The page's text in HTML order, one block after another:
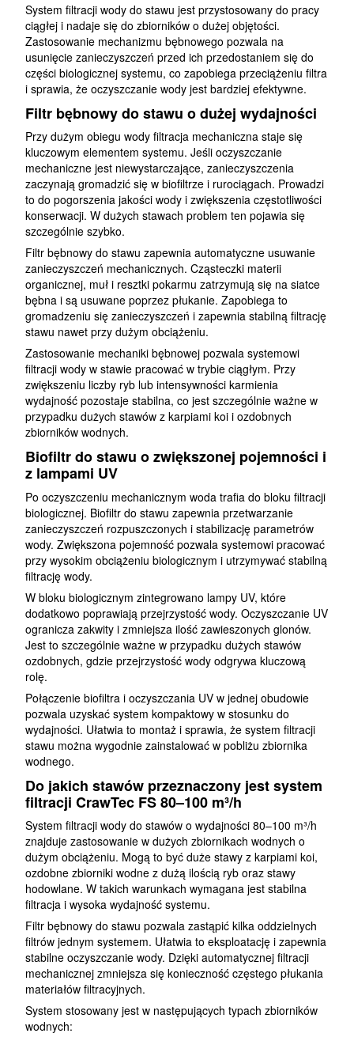
System filtracji wody do stawu jest przystosowany do pracy
ciągłej i nadaje się do zbiorników o dużej objętości.
Zastosowanie mechanizmu bębnowego pozwala na
usunięcie zanieczyszczeń przed ich przedostaniem się do
części biologicznej systemu, co zapobiega przeciążeniu filtra
i sprawia, że oczyszczanie wody jest bardziej efektywne.
Filtr bębnowy do stawu o dużej wydajności
Przy dużym obiegu wody filtracja mechaniczna staje się
kluczowym elementem systemu. Jeśli oczyszczanie
mechaniczne jest niewystarczające, zanieczyszczenia
zaczynają gromadzić się w biofiltrze i rurociągach. Prowadzi
to do pogorszenia jakości wody i zwiększenia częstotliwości
konserwacji. W dużych stawach problem ten pojawia się
szczególnie szybko.
Filtr bębnowy do stawu zapewnia automatyczne usuwanie
zanieczyszczeń mechanicznych. Cząsteczki materii
organicznej, muł i resztki pokarmu zatrzymują się na siatce
bębna i są usuwane poprzez płukanie. Zapobiega to
gromadzeniu się zanieczyszczeń i zapewnia stabilną filtrację
stawu nawet przy dużym obciążeniu.
Zastosowanie mechaniki bębnowej pozwala systemowi
filtracji wody w stawie pracować w trybie ciągłym. Przy
zwiększeniu liczby ryb lub intensywności karmienia
wydajność pozostaje stabilna, co jest szczególnie ważne w
przypadku dużych stawów z karpiami koi i ozdobnych
zbiorników wodnych.
Biofiltr do stawu o zwiększonej pojemności i
z lampami UV
Po oczyszczeniu mechanicznym woda trafia do bloku filtracji
biologicznej. Biofiltr do stawu zapewnia przetwarzanie
zanieczyszczeń rozpuszczonych i stabilizację parametrów
wody. Zwiększona pojemność pozwala systemowi pracować
przy wysokim obciążeniu biologicznym i utrzymywać stabilną
filtrację wody.
W bloku biologicznym zintegrowano lampy UV, które
dodatkowo poprawiają przejrzystość wody. Oczyszczanie UV
ogranicza zakwity i zmniejsza ilość zawieszonych glonów.
Jest to szczególnie ważne w przypadku dużych stawów
ozdobnych, gdzie przejrzystość wody odgrywa kluczową
rolę.
Połączenie biofiltra i oczyszczania UV w jednej obudowie
pozwala uzyskać system kompaktowy w stosunku do
wydajności. Ułatwia to montaż i sprawia, że system filtracji
stawu można wygodnie zainstalować w pobliżu zbiornika
wodnego.
Do jakich stawów przeznaczony jest system
filtracji CrawTec FS 80–100 m³/h
System filtracji wody do stawów o wydajności 80–100 m³/h
znajduje zastosowanie w dużych zbiornikach wodnych o
dużym obciążeniu. Mogą to być duże stawy z karpiami koi,
ozdobne zbiorniki wodne z dużą ilością ryb oraz stawy
hodowlane. W takich warunkach wymagana jest stabilna
filtracja i wysoka wydajność systemu.
Filtr bębnowy do stawu pozwala zastąpić kilka oddzielnych
filtrów jednym systemem. Ułatwia to eksploatację i zapewnia
stabilne oczyszczanie wody. Dzięki automatycznej filtracji
mechanicznej zmniejsza się konieczność częstego płukania
materiałów filtracyjnych.
System stosowany jest w następujących typach zbiorników
wodnych: